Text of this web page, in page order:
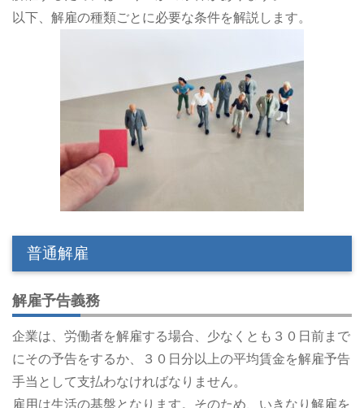
以下、解雇の種類ごとに必要な条件を解説します。
普通解雇
解雇予告義務
企業は、労働者を解雇する場合、少なくとも３０日前まで
にその予告をするか、３０日分以上の平均賃金を解雇予告
手当として支払わなければなりません。
雇用は生活の基盤となります。そのため、いきなり解雇を